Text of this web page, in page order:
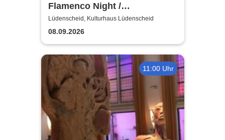
Flamenco Night /
Flamencomanía Tour 26/27 -
Deutschlands größte
Flamenco-Tournee
Lüdenscheid, Kulturhaus Lüdenscheid
08.09.2026
11:00 Uhr